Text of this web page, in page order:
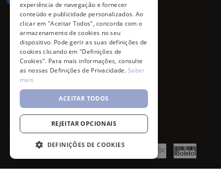
experiência de navegação e fornecer
conteúdo e publicidade personalizados. Ao
clicar em "Aceitar Todos", concorda com o
armazenamento de cookies no seu
dispositivo. Pode gerir as suas definições de
cookies clicando em "Definições de
Cookies". Para mais informações, consulte
as nossas Definições de Privacidade.Saber
mais
ACEITAR TODOS
REJEITAR OPCIONAIS
DEFINIÇÕES DE COOKIES